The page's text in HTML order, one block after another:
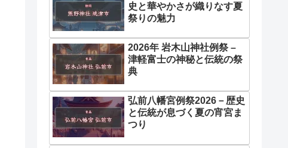
史と華やかさが織りなす夏
祭りの魅力
2026年 岩木山神社例祭 –
津軽富士の神秘と伝統の祭
典
弘前八幡宮例祭2026－歴史
と伝統が息づく夏の宵宮ま
つり